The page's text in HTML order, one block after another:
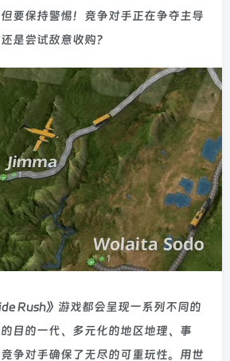
要保持警惕！竞争对手正在争夺主导
是尝试敌意收购？
Rush》游戏都会呈现一系列不同的
目的一代、多元化的地区地理、事
争对手确保了无尽的可重玩性。用世